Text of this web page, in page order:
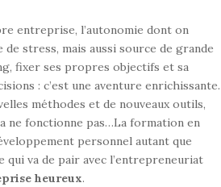
entreprise, l’autonomie dont on
de stress, mais aussi source de grande
fixer ses propres objectifs et sa
: c’est une aventure enrichissante.
méthodes et de nouveaux outils,
ne fonctionne pas…La formation en
personnel autant que
qui va de pair avec l’entrepreneuriat
heureux.